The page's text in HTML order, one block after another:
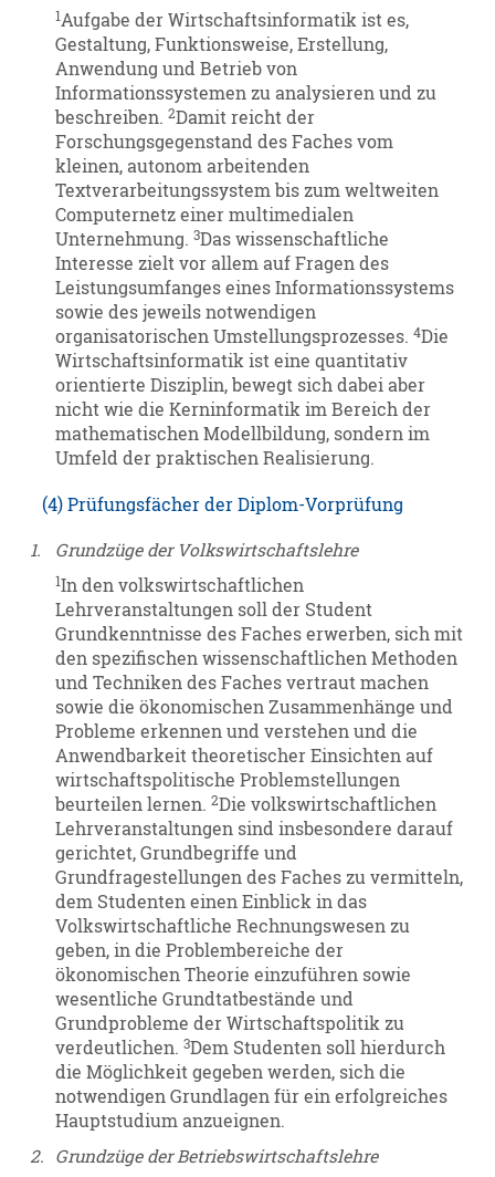
1Aufgabe der Wirtschaftsinformatik ist es,
Gestaltung, Funktionsweise, Erstellung,
Anwendung und Betrieb von
Informationssystemen zu analysieren und zu
beschreiben.2Damit reicht der
Forschungsgegenstand des Faches vom
kleinen, autonom arbeitenden
Textverarbeitungssystem bis zum weltweiten
Computernetz einer multimedialen
Unternehmung.3Das wissenschaftliche
Interesse zielt vor allem auf Fragen des
Leistungsumfanges eines Informationssystems
sowie des jeweils notwendigen
organisatorischen Umstellungsprozesses.4Die
Wirtschaftsinformatik ist eine quantitativ
orientierte Disziplin, bewegt sich dabei aber
nicht wie die Kerninformatik im Bereich der
mathematischen Modellbildung, sondern im
Umfeld der praktischen Realisierung.
(4) Prüfungsfächer der Diplom-Vorprüfung
1. Grundzüge der Volkswirtschaftslehre
1In den volkswirtschaftlichen
Lehrveranstaltungen soll der Student
Grundkenntnisse des Faches erwerben, sich mit
den spezifischen wissenschaftlichen Methoden
und Techniken des Faches vertraut machen
sowie die ökonomischen Zusammenhänge und
Probleme erkennen und verstehen und die
Anwendbarkeit theoretischer Einsichten auf
wirtschaftspolitische Problemstellungen
beurteilen lernen.2Die volkswirtschaftlichen
Lehrveranstaltungen sind insbesondere darauf
gerichtet, Grundbegriffe und
Grundfragestellungen des Faches zu vermitteln,
dem Studenten einen Einblick in das
Volkswirtschaftliche Rechnungswesen zu
geben, in die Problembereiche der
ökonomischen Theorie einzuführen sowie
wesentliche Grundtatbestände und
Grundprobleme der Wirtschaftspolitik zu
verdeutlichen.3Dem Studenten soll hierdurch
die Möglichkeit gegeben werden, sich die
notwendigen Grundlagen für ein erfolgreiches
Hauptstudium anzueignen.
2. Grundzüge der Betriebswirtschaftslehre